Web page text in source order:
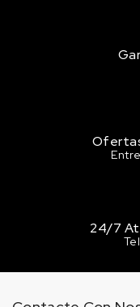
24/7